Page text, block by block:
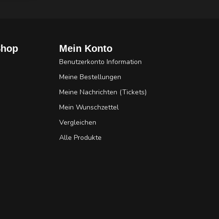
Mein Konto
Benutzerkonto Information
Meine Bestellungen
Meine Nachrichten (Tickets)
Mein Wunschzettel
Vergleichen
Alle Produkte